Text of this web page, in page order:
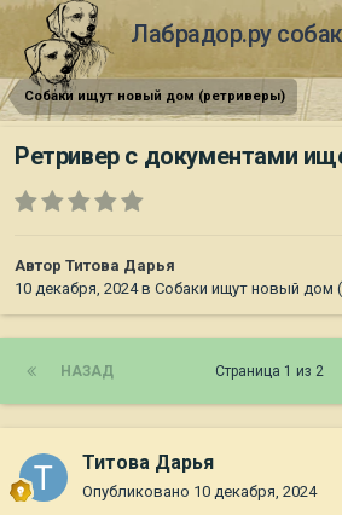
Лабрадор.ру
Собаки ищут новый дом (ретриверы)
Ретривер с документами
Автор Титова Дарья
10 декабря, 2024в Собаки ищут новый дом
НАЗАД Страница 1 из 2
Титова Дарья
Опубликовано 10 декабря, 2024